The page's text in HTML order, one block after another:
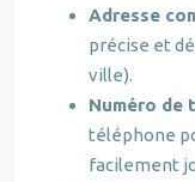
Adresse
précise et
ville).
Numéro de
téléphone
facilement